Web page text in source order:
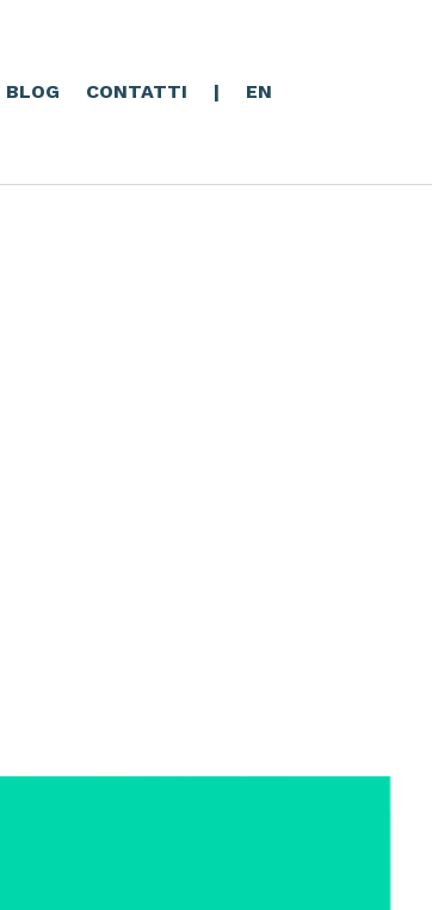
BLOG CONTATTI | EN